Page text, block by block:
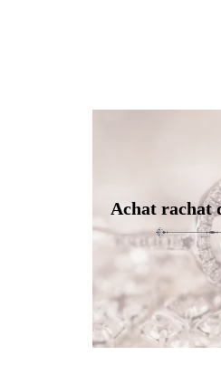
Achat rachat